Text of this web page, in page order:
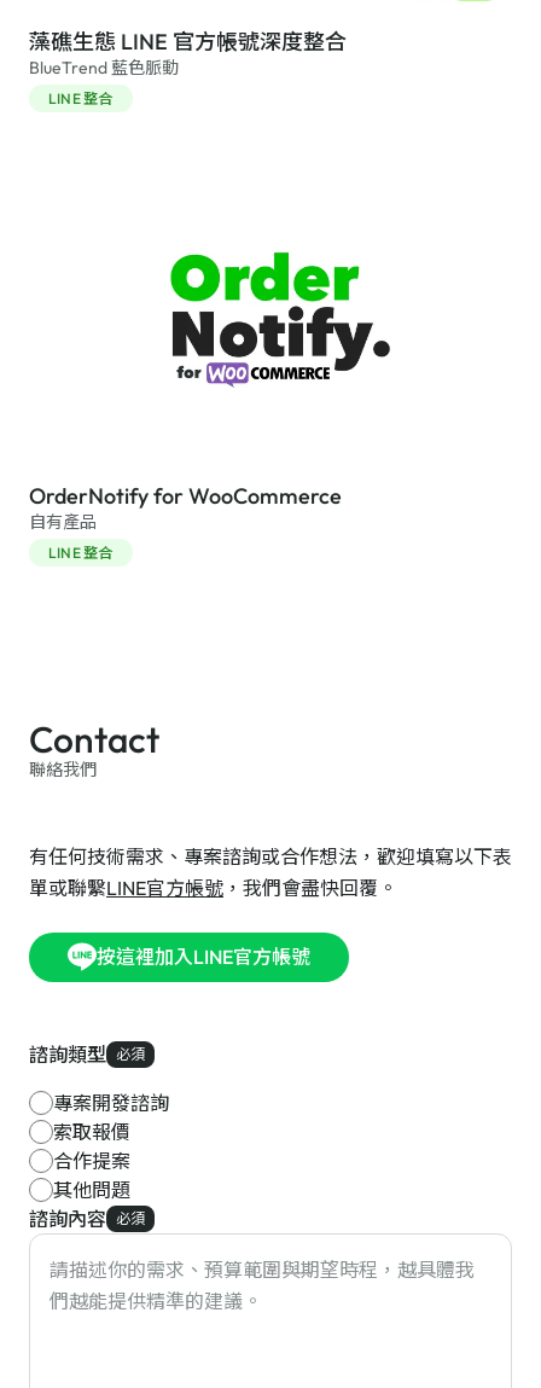
藻礁生態 LINE 官方帳號深度整合
BlueTrend 藍色脈動
LINE 整合
OrderNotify for WooCommerce
自有產品
LINE 整合
Contact
聯絡我們
有任何技術需求、專案諮詢或合作想法，歡迎填寫以下表
單或聯繫LINE官方帳號 ，我們會盡快回覆。
按這裡加入LINE官方帳號
諮詢類型 必須
專案開發諮詢
索取報價
合作提案
其他問題
諮詢內容 必須